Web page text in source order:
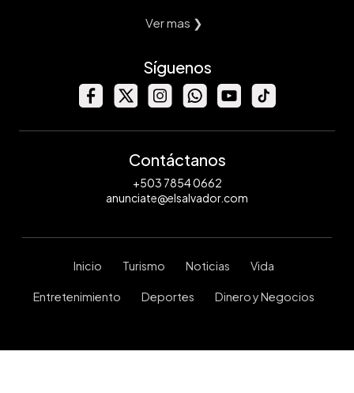
Ver mas ❯
Síguenos
Contáctanos
+503 7854 0662
anunciate@elsalvador.com
Inicio Turismo Noticias Vida
Entretenimiento Deportes Dinero y Negocios